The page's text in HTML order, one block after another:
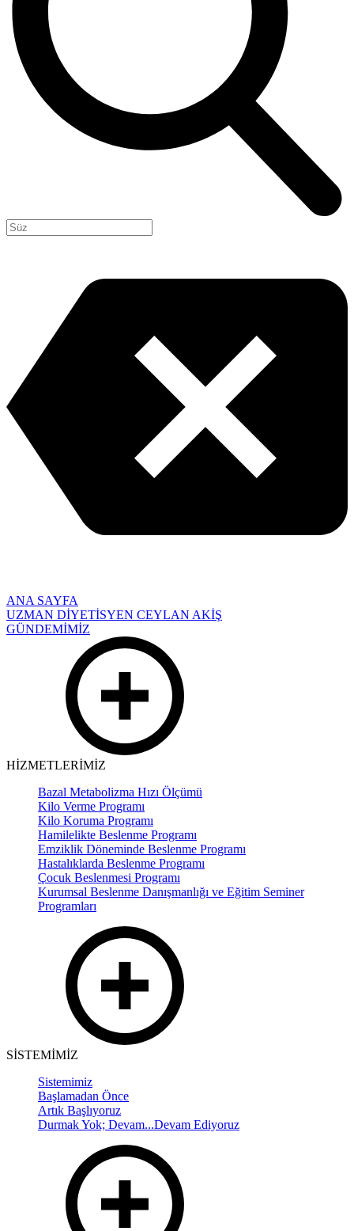
ANA SAYFA
UZMAN DİYETİSYEN CEYLAN AKİŞ
GÜNDEMİMİZ
HİZMETLERİMİZ
Bazal Metabolizma Hızı Ölçümü
Kilo Verme Programı
Kilo Koruma Programı
Hamilelikte Beslenme Programı
Emziklik Döneminde Beslenme Programı
Hastalıklarda Beslenme Programı
Çocuk Beslenmesi Programı
Kurumsal Beslenme Danışmanlığı ve Eğitim Seminer
Programları
SİSTEMİMİZ
Sistemimiz
Başlamadan Önce
Artık Başlıyoruz
Durmak Yok; Devam...Devam Ediyoruz